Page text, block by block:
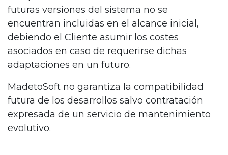
futuras versiones del sistema no se
encuentran incluidas en el alcance inicial,
debiendo el Cliente asumir los costes
asociados en caso de requerirse dichas
adaptaciones en un futuro.
MadetoSoft no garantiza la compatibilidad
futura de los desarrollos salvo contratación
expresada de un servicio de mantenimiento
evolutivo.